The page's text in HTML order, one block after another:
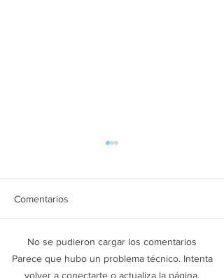
Michoacán: Rafaguean
Jeep con placas de Texas
Comentarios
No se pudieron cargar los comentarios
Parece que hubo un problema técnico. Intenta
volver a conectarte o actualiza la página.